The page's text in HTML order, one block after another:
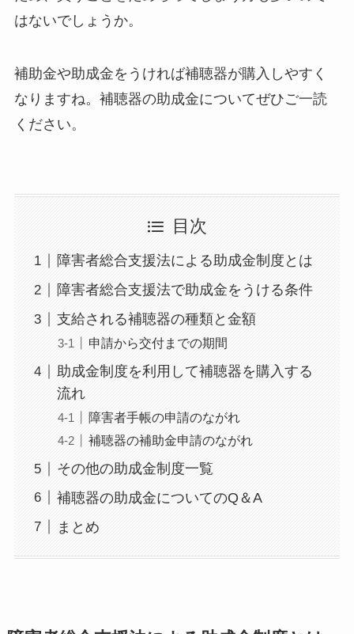
はないでしょうか。
補助金や助成金をうければ補聴器が購入しやすく
なりますね。補聴器の助成金についてぜひご一読
ください。
目次
障害者総合支援法による助成金制度とは
障害者総合支援法で助成金をうける条件
支給される補聴器の種類と金額
申請から交付までの期間
助成金制度を利用して補聴器を購入する
流れ
障害者手帳の申請のながれ
補聴器の補助金申請のながれ
その他の助成金制度一覧
補聴器の助成金についてのQ＆A
まとめ